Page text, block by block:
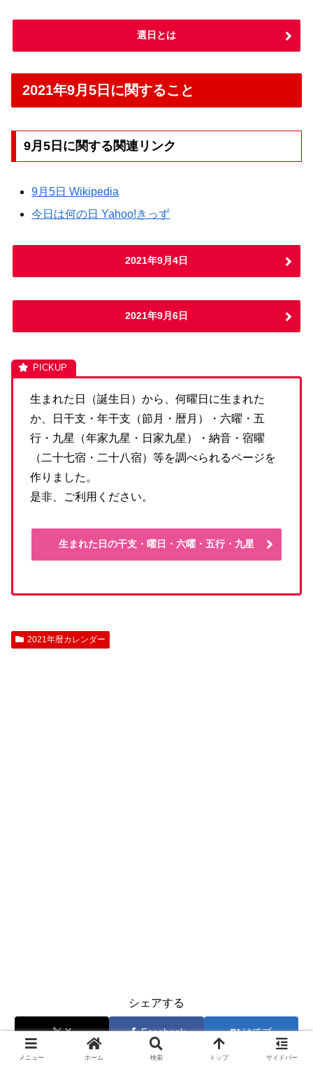
選日とは
2021年9月5日に関すること
9月5日に関する関連リンク
9月5日 Wikipedia
今日は何の日 Yahoo!きっず
2021年9月4日
2021年9月6日
生まれた日（誕生日）から、何曜日に生まれた
か、日干支・年干支（節月・暦月）・六曜・五
行・九星（年家九星・日家九星）・納音・宿曜
（二十七宿・二十八宿）等を調べられるページを
作りました。
是非、ご利用ください。
生まれた日の干支・曜日・六曜・五行・九星
2021年暦カレンダー
シェアする
X Facebook はてブ
コピー
メニュー ホーム 検索 トップ サイドバー